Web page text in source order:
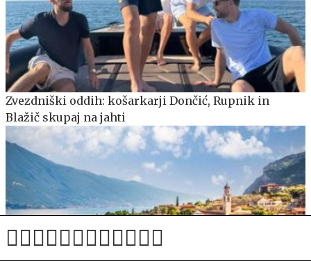
Zvezdniški oddih: košarkarji Dončić, Rupnik in
Blažič skupaj na jahti